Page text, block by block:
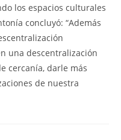
los espacios culturales
concluyó: “Además
una descentralización
cercanía, darle más
de nuestra